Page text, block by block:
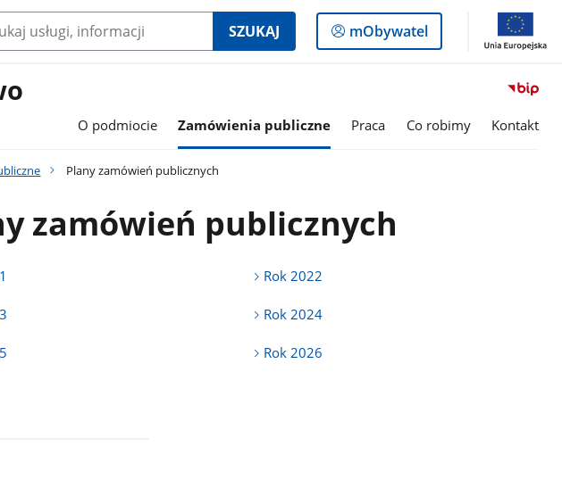
SZUKAJ
Logowanie
do
mObywatel
O podmiocie Zamówienia publiczne Praca Co robimy Kontakt
Plany zamówień publicznych
zamówień publicznych
Rok 2022
Rok 2024
Rok 2026